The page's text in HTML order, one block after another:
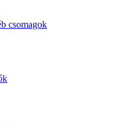
csomagok